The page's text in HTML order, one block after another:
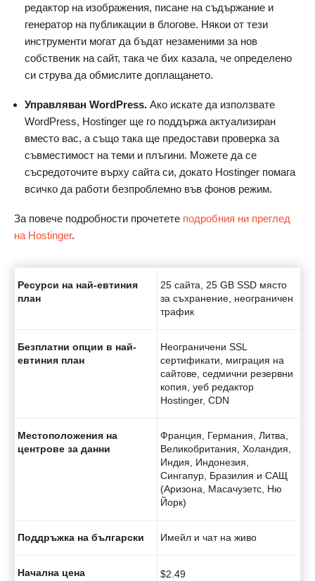
редактор на изображения, писане на съдържание и
генератор на публикации в блогове. Някои от тези
инструменти могат да бъдат незаменими за нов
собственик на сайт, така че бих казала, че определено
си струва да обмислите доплащането.
Управляван WordPress. Ако искате да използвате
WordPress, Hostinger ще го поддържа актуализиран
вместо вас, а също така ще предостави проверка за
съвместимост на теми и плъгини. Можете да се
съсредоточите върху сайта си, докато Hostinger помага
всичко да работи безпроблемно във фонов режим.
За повече подробности прочетете подробния ни преглед
на Hostinger.
Ресурси на най-евтиния
план
25 сайта, 25 GB SSD място
за съхранение, неограничен
трафик
Безплатни опции в най-
евтиния план
Неограничени SSL
сертификати, миграция на
сайтове, седмични резервни
копия, уеб редактор
Hostinger, CDN
Местоположения на
центрове за данни
Франция, Германия, Литва,
Великобритания, Холандия,
Индия, Индонезия,
Сингапур, Бразилия и САЩ
(Аризона, Масачузетс, Ню
Йорк)
Поддръжка на български Имейл и чат на живо
Начална цена $2.49